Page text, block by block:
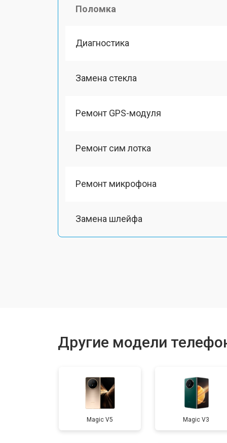
Поломка
Диагностика
Замена стекла
Ремонт GPS-модуля
Ремонт сим лотка
Ремонт микрофона
Замена шлейфа
Замена дисплея (экрана)
Замена аккумулятора
Другие модели
Magic V5 Magic V3